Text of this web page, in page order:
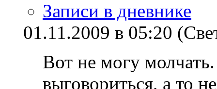
Записи в дневнике
01.11.2009 в 05:20
Вот не могу
выговориться, а то